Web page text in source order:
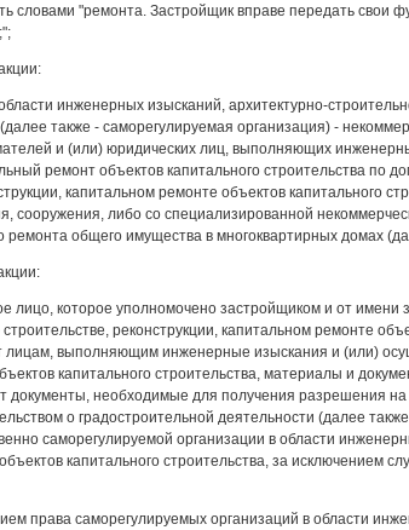
словами "ремонта. Застройщик вправе передать свои
инженерных изысканий, архитектурно-
также - саморегулируемая организация) -
и (или) юридических лиц, выполняющих
ремонт объектов капитального строительства по
капитальном ремонте объектов капитального
сооружения, либо со специализированной
ремонта общего имущества в многоквартирных домах
лицо, которое уполномочено застройщиком и от
реконструкции, капитальном ремонте
лицам, выполняющим инженерные изыскания и (или)
капитального строительства, материалы и
необходимые для получения разрешения на
о градостроительной деятельности (далее
саморегулируемой организации в области
капитального строительства, за исключением
права саморегулируемых организаций в области